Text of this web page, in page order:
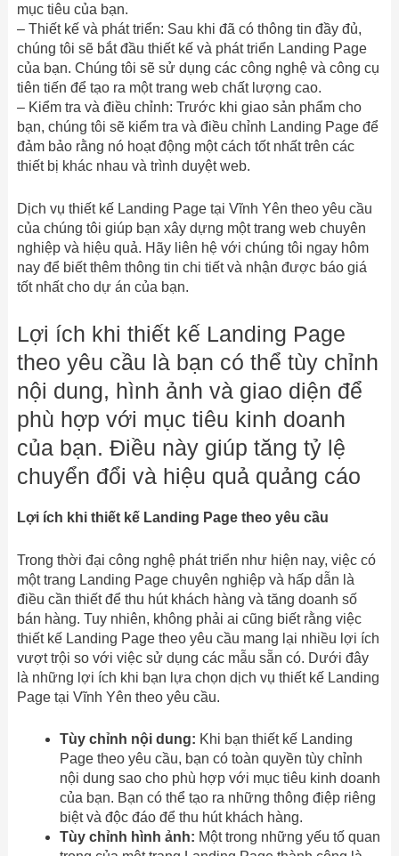
mục tiêu của bạn.
– Thiết kế và phát triển: Sau khi đã có thông tin đầy đủ,
chúng tôi sẽ bắt đầu thiết kế và phát triển Landing Page
của bạn. Chúng tôi sẽ sử dụng các công nghệ và công cụ
tiên tiến để tạo ra một trang web chất lượng cao.
– Kiểm tra và điều chỉnh: Trước khi giao sản phẩm cho
bạn, chúng tôi sẽ kiểm tra và điều chỉnh Landing Page để
đảm bảo rằng nó hoạt động một cách tốt nhất trên các
thiết bị khác nhau và trình duyệt web.
Dịch vụ thiết kế Landing Page tại Vĩnh Yên theo yêu cầu
của chúng tôi giúp bạn xây dựng một trang web chuyên
nghiệp và hiệu quả. Hãy liên hệ với chúng tôi ngay hôm
nay để biết thêm thông tin chi tiết và nhận được báo giá
tốt nhất cho dự án của bạn.
Lợi ích khi thiết kế Landing Page
theo yêu cầu là bạn có thể tùy chỉnh
nội dung, hình ảnh và giao diện để
phù hợp với mục tiêu kinh doanh
của bạn. Điều này giúp tăng tỷ lệ
chuyển đổi và hiệu quả quảng cáo
Lợi ích khi thiết kế Landing Page theo yêu cầu
Trong thời đại công nghệ phát triển như hiện nay, việc có
một trang Landing Page chuyên nghiệp và hấp dẫn là
điều cần thiết để thu hút khách hàng và tăng doanh số
bán hàng. Tuy nhiên, không phải ai cũng biết rằng việc
thiết kế Landing Page theo yêu cầu mang lại nhiều lợi ích
vượt trội so với việc sử dụng các mẫu sẵn có. Dưới đây
là những lợi ích khi bạn lựa chọn dịch vụ thiết kế Landing
Page tại Vĩnh Yên theo yêu cầu.
Tùy chỉnh nội dung: Khi bạn thiết kế Landing
Page theo yêu cầu, bạn có toàn quyền tùy chỉnh
nội dung sao cho phù hợp với mục tiêu kinh doanh
của bạn. Bạn có thể tạo ra những thông điệp riêng
biệt và độc đáo để thu hút khách hàng.
Tùy chỉnh hình ảnh: Một trong những yếu tố quan